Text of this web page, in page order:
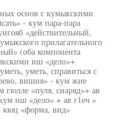
основ с кумыкскими
- кум пара-пара
«действительный,
прилагательного
(оба компонента
иш «дело»+
уметь, справиться с
вишня» - кум жие
гюлле «пуля, снаряд»+ ав
иш «дело» + ав г1еч «
«форма, вид»